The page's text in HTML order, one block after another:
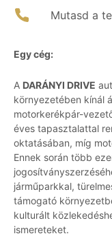
Mutasd a
Egy cég:
A DARÁNYI DRIVE
környezetében kínál
motorkerékpár-
éves tapasztalattal
oktatásában, míg
Ennek során több
járműparkkal,
támogató
kulturált
ismereteket.